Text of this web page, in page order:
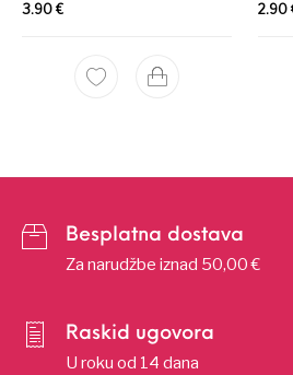
3.90€
2.90
Besplatna dostava
Za narudžbe iznad 50,00 €
Raskid ugovora
U roku od 14 dana